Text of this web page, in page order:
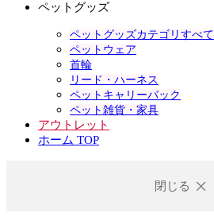
ペットグッズ
ペットグッズカテゴリすべて
ペットウェア
首輪
リード・ハーネス
ペットキャリーバック
ペット雑貨・家具
アウトレット
ホーム TOP
閉じる